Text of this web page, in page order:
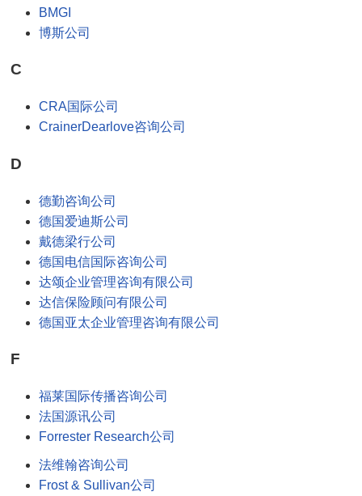
BMGI
博斯公司
C
CRA国际公司
CrainerDearlove咨询公司
D
德勤咨询公司
德国爱迪斯公司
戴德梁行公司
德国电信国际咨询公司
达颂企业管理咨询有限公司
达信保险顾问有限公司
德国亚太企业管理咨询有限公司
F
福莱国际传播咨询公司
法国源讯公司
Forrester Research公司
法维翰咨询公司
Frost & Sullivan公司